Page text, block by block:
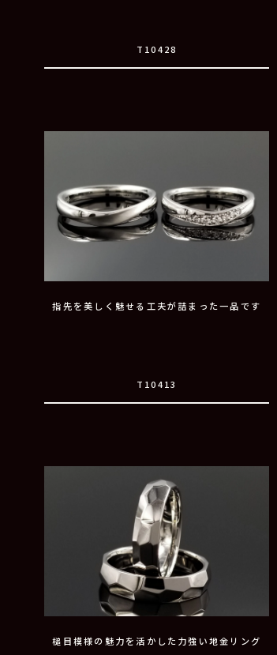
T10428
指先を美しく魅せる工夫が詰まった一品です
T10413
槌目模様の魅力を活かした力強い地金リング